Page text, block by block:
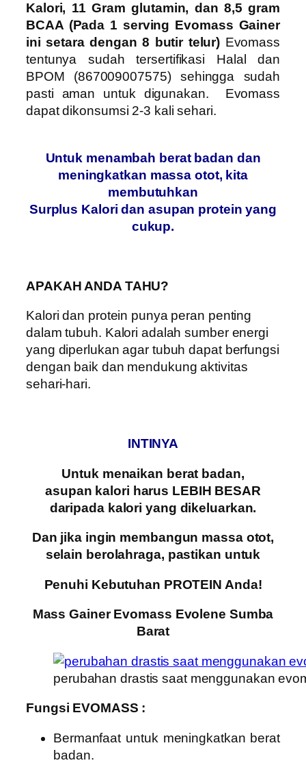
Kalori, 11 Gram glutamin, dan 8,5 gram
BCAA (Pada 1 serving Evomass Gainer
ini setara dengan 8 butir telur) Evomass
tentunya sudahtersertifikasi Halal dan
BPOM (867009007575) sehingga sudah
pasti aman untuk digunakan. Evomass
dapat dikonsumsi 2-3 kali sehari.
Untuk menambah berat badan dan
meningkatkan massa otot, kita
membutuhkan
Surplus Kalori dan asupan protein yang
cukup.
APAKAH ANDA TAHU?
Kalori dan protein punya peran penting
dalam tubuh. Kalori adalah sumber energi
yang diperlukan agar tubuh dapat berfungsi
dengan baik dan mendukung aktivitas
sehari-hari.
INTINYA
Untuk menaikan berat badan,
asupan kalori harus LEBIH BESAR
daripada kalori yang dikeluarkan.
Dan jika ingin membangun massa otot,
selain berolahraga, pastikan untuk
Penuhi Kebutuhan PROTEIN Anda!
Mass Gainer Evomass Evolene Sumba
Barat
perubahan drastis saat menggunakan
Fungsi EVOMASS :
Bermanfaat untuk meningkatkan berat
badan.